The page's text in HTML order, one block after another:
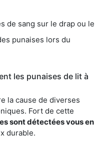
de sang sur le drap ou le
punaises lors du
les punaises de lit à
la cause de diverses
Fort de cette
sont détectées vous en
durable.